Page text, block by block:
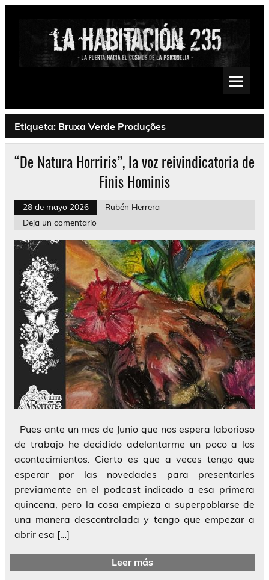
Saltar
Psychedelic, Stoner, Doom, Sludge, Fuzz, Space, Drone
Etiqueta: Bruxa Verde Produções
“De Natura Horriris”, la voz reivindicatoria de
Finis Hominis
28 de mayo 2026
Rubén Herrera
Deja un comentario
Pues ante un mes de Junio que nos espera laborioso
de trabajo he decidido adelantarme un poco a los
acontecimientos. Cierto es que a veces tengo que
esperar por las novedades para presentarles
previamente en el podcast indicado a esa primera
quincena, pero la cosa empieza a superpoblarse de
una manera descontrolada y tengo que empezar a
abrir esa […]
Leer más